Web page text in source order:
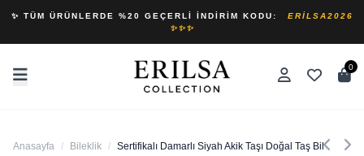
✨ TÜM ÜRÜNLERDE %20 GEÇERLI İNDIRIM KODU:
ERILSA2026
✨✨✨
0
Anasayfa / Bileklik / Sertifikalı Damarlı Siyah Akik Taşı Doğal Taş Bileklik